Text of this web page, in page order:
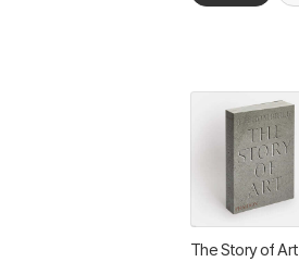
The Story of Art